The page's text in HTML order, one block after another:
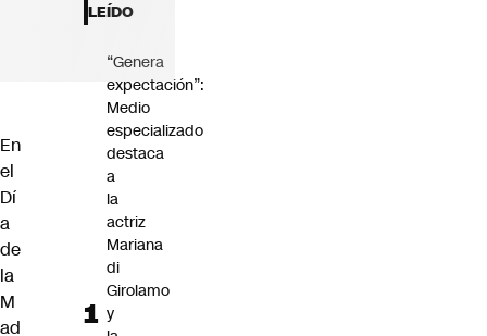
En
el
Dí
a
de
la
M
ad
LEÍDO
“Genera
expectación”:
Medio
especializado
destaca
a
la
actriz
Mariana
di
Girolamo
y